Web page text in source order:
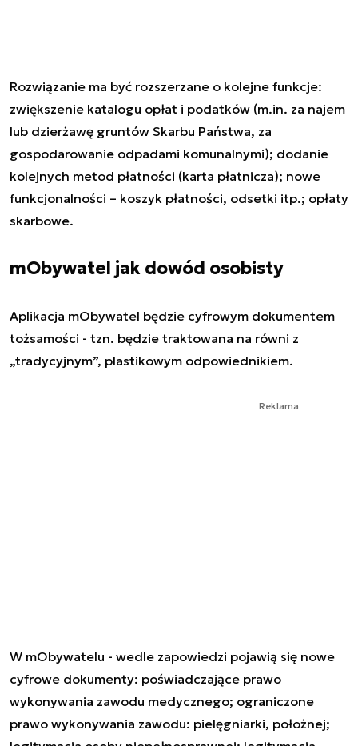
Rozwiązanie ma być rozszerzane o kolejne funkcje:
zwiększenie katalogu opłat i podatków (m.in. za najem
lub dzierżawę gruntów Skarbu Państwa, za
gospodarowanie odpadami komunalnymi); dodanie
kolejnych metod płatności (karta płatnicza); nowe
funkcjonalności – koszyk płatności, odsetki itp.; opłaty
skarbowe.
mObywatel jak dowód osobisty
Aplikacja mObywatel będzie cyfrowym dokumentem
tożsamości - tzn. będzie traktowana na równi z
„tradycyjnym”, plastikowym odpowiednikiem.
Reklama
W mObywatelu - wedle zapowiedzi pojawią się nowe
cyfrowe dokumenty: poświadczające prawo
wykonywania zawodu medycznego; ograniczone
prawo wykonywania zawodu: pielęgniarki, położnej;